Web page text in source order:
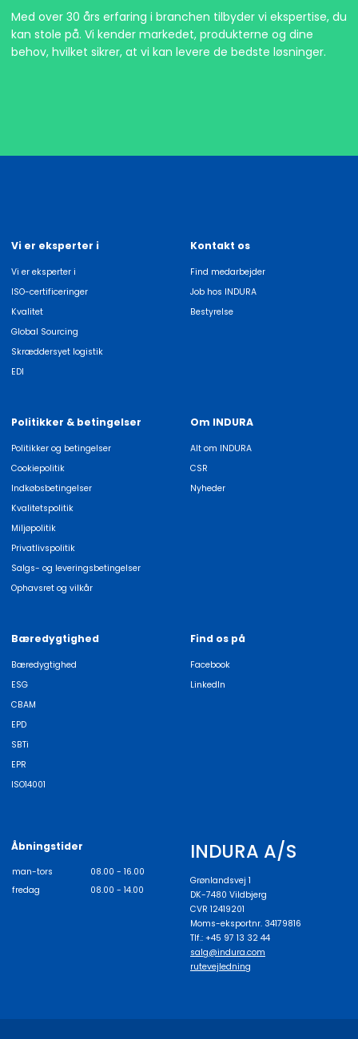
Med over 30 års erfaring i branchen tilbyder vi ekspertise, du
kan stole på. Vi kender markedet, produkterne og dine
behov, hvilket sikrer, at vi kan levere de bedste løsninger.
Vi er eksperter i
Vi er eksperter i
ISO-certificeringer
Kvalitet
Global Sourcing
Skræddersyet logistik
EDI
Kontakt os
Find medarbejder
Job hos INDURA
Bestyrelse
Politikker & betingelser
Politikker og betingelser
Cookiepolitik
Indkøbsbetingelser
Kvalitetspolitik
Miljøpolitik
Privatlivspolitik
Salgs- og leveringsbetingelser
Ophavsret og vilkår
Om INDURA
Alt om INDURA
CSR
Nyheder
Bæredygtighed
Bæredygtighed
ESG
CBAM
EPD
SBTi
EPR
ISO14001
Find os på
Facebook
LinkedIn
Åbningstider
man-tors
08.00 - 16.00
fredag
08.00 - 14.00
INDURA A/S
Grønlandsvej 1
DK-7480 Vildbjerg
CVR 12419201
Moms-eksportnr. 34179816
Tlf.: +45 97 13 32 44
salg@indura.com
rutevejledning